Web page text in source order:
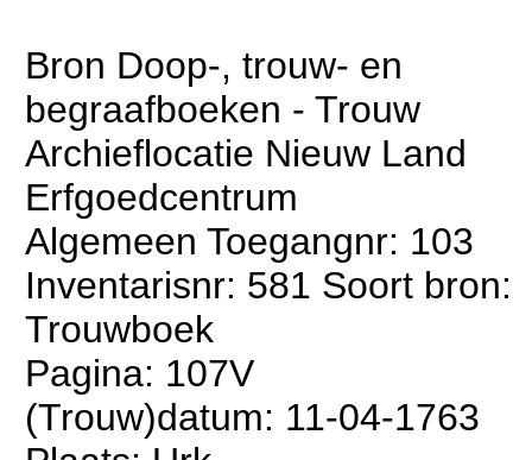
Bron Doop-, trouw- en
begraafboeken - Trouw
Archieflocatie Nieuw Land
Erfgoedcentrum
Algemeen Toegangnr: 103
Inventarisnr: 581 Soort bron:
Trouwboek
Pagina: 107V
(Trouw)datum: 11-04-1763